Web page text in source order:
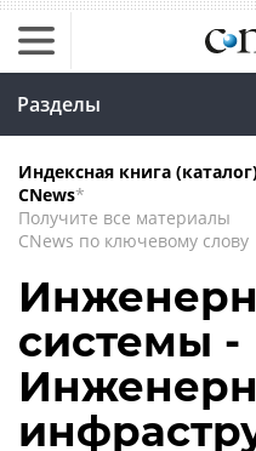
Разделы
Индексная книга
CNews*
Получите все материалы
CNews по ключевому слову
системы -